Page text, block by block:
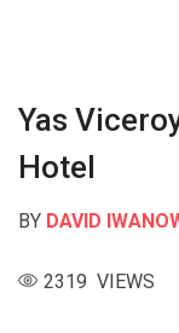
Yas
Hotel
BY DAVID
2319 VIEWS